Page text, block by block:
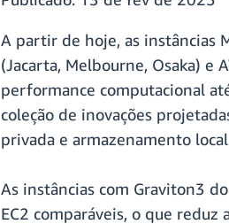
A partir de hoje, as instâncias
(Jacarta, Melbourne, Osaka) e
performance computacional
coleção de inovações
privada e armazenamento
As instâncias com Graviton3
EC2 comparáveis, o que